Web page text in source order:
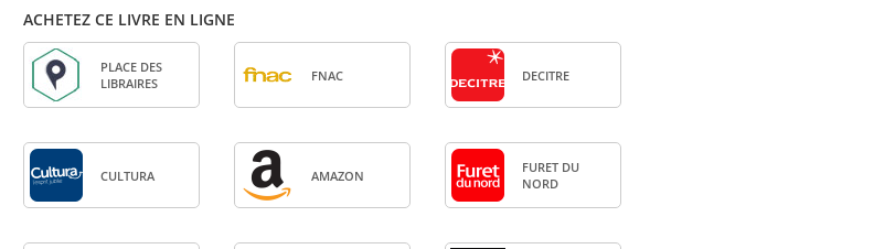
ACHETEZ CE LIVRE EN LIGNE
PLACE DES
LIBRAIRES
FNAC DECITRE
CULTURA AMA­ZON
FURET DU
NORD